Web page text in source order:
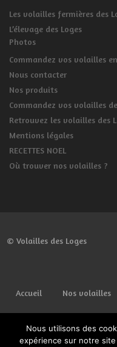
Les volailles fermières des
L’élevage des Loges
Photos
Commandez vos volailles
Nous contacter
Nos produits
Commandez vos volailles
Retrouvez les volailles des
Mentions légales
RECETTES NOEL
Où trouver nos volailles ?
© Volailles des Loges
Accueil Nos volailles
Nous utilisons des
expérience sur notre